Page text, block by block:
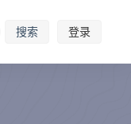
搜索 登录